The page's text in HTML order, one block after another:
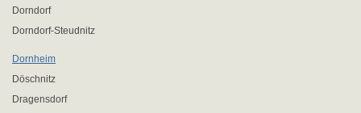
Dorndorf
Dorndorf-Steudnitz
Dornheim
Döschnitz
Dragensdorf